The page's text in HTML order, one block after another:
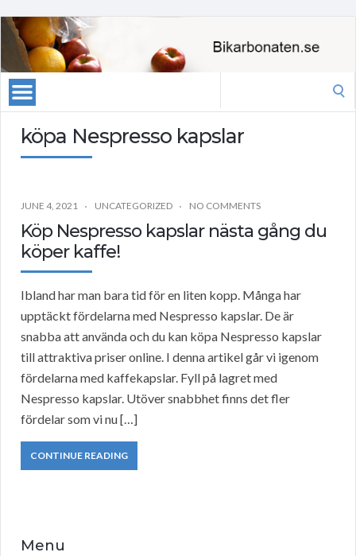
köpa Nespresso kapslar
JUNE 4, 2021 UNCATEGORIZED NO COMMENTS
Köp Nespresso kapslar nästa gång du
köper kaffe!
Ibland har man bara tid för en liten kopp. Många har
upptäckt fördelarna med Nespresso kapslar. De är
snabba att använda och du kan köpa Nespresso kapslar
till attraktiva priser online. I denna artikel går vi igenom
fördelarna med kaffekapslar. Fyll på lagret med
Nespresso kapslar. Utöver snabbhet finns det fler
fördelar som vi nu […]
CONTINUE READING
Menu